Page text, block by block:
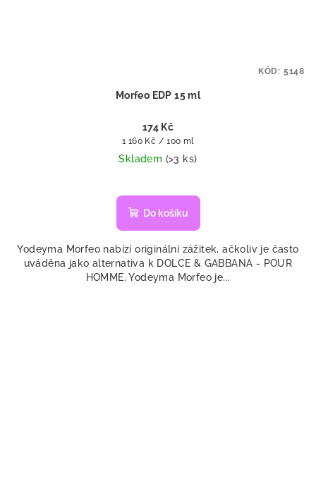
Morfeo EDP 15 ml
174 Kč
Měrná
cena:
1 160 Kč / 100 ml
Skladem (>3 ks)
hodnocení
produktu
z
5
hvězdiček.
Do košíku
Yodeyma Morfeo nabízí originální zážitek, ačkoliv je často
uváděna jako alternativa k DOLCE & GABBANA - POUR
HOMME. Yodeyma Morfeo je...
KÓD: 5148